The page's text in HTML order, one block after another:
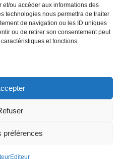
ou accéder aux informations des
technologies nous permettra de traiter
de navigation ou les ID uniques
ou de retirer son consentement peut
et fonctions.
préférences
Editeur
légales
plus loin :
en ligne
contacter
utiles